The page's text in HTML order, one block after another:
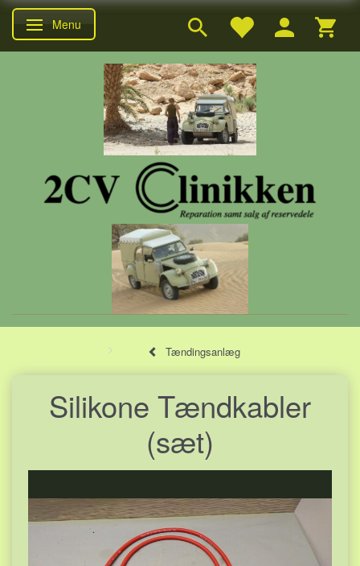
Skifte navigation
Menu
Tændingsanlæg
Silikone Tændkabler
(sæt)